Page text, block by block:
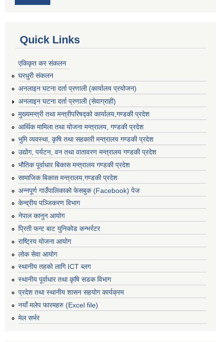
Quick Links
एकिकृत कर संकलन
घरधुरी संकलन
अनलाइन घटना दर्ता प्रणाली (कार्यालय प्रयोजन)
अनलाइन घटना दर्ता प्रणाली (सेवाग्राही)
मुख्यमन्त्री तथा मन्त्रीपरिषद्को कार्यालय,गण्डकी प्रदेश
आर्थिक मामिला तथा योजना मन्त्रालय, गण्डकी प्रदेश
भुमि व्यवस्था, कृषि तथा सहकारी मन्त्रालय गण्डकी प्रदेश
उद्योग, पर्यटन, वन तथा वातावरण मन्त्रालय गण्डकी प्रदेश
भौतिक पूर्वाधार बिकास मन्त्रालय गण्डकी प्रदेश
सामाजिक बिकास मन्त्रालय,गण्डकी प्रदेश
अन्नपूर्ण गाउँपालिकाको फेसबुक (Facebook) पेज
केन्द्रीय पञ्जिकरण विभाग
नेपाल कानुन आयोग
प्रिती फन्ट बाट युनिकोड कन्भर्रटर
राष्ट्रिय योजना आयोग
लोक सेवा आयोग
स्थानीय तहको लागि ICT ब्लग
स्थानीय पूर्वाधार तथा कृषि सडक विभाग
प्रदेश तथा स्थानीय शासन सहयोग कार्यक्रम
नयाँ मलेप फारमहरु (Excel file)
मेल सर्भर